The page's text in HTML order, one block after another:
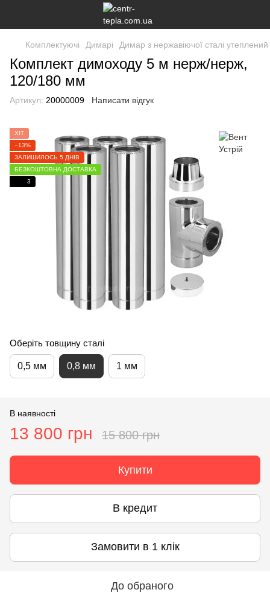
Комплектуючі Димарі Димар з нержавіючої сталі утеплений
Комплект димоходу 5 м нерж/нерж,
120/180 мм
Артикул: 20000009 Написати відгук
ХІТ
−13%
ЗАЛИШИЛОСЬ 5 ДНІВ
БЕЗКОШТОВНА ДОСТАВКА
3
Оберіть товщину сталі
0,5 мм 0,8 мм 1 мм
В наявності
13 800 грн 15 800 грн
Купити
В кредит
Замовити в 1 клік
До обраного